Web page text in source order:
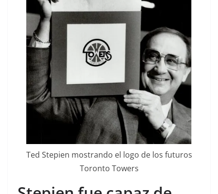
Ted Stepien mostrando el logo de los futuros
Toronto Towers